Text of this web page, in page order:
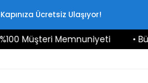
Ücretsiz Ulaşıyor!
Müşteri Memnuniyeti • Büyük